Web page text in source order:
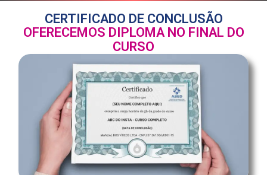
CERTIFICADO DE CONCLUSÃO
OFERECEMOS DIPLOMA NO FINAL DO
CURSO